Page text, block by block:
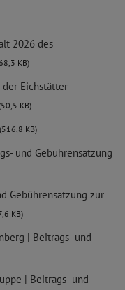
2026 des
KB)
der Eichstätter
KB)
(516,8 KB)
und Gebührensatzung
Gebührensatzung zur
KB)
| Beitrags- und
| Beitrags- und